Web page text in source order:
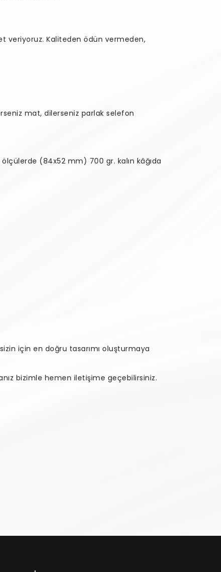
veriyoruz. Kaliteden ödün vermeden,
mat, dilerseniz parlak selefon
(84x52 mm) 700 gr. kalın kâğıda
için en doğru tasarımı oluşturmaya
bizimle hemen iletişime geçebilirsiniz.